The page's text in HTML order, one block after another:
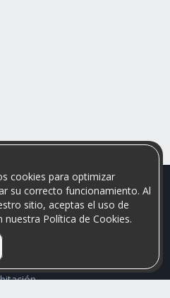
cookies para optimizar
su correcto funcionamiento. Al
sitio, aceptas el uso de
Política de Cookies.
con las que buscan una